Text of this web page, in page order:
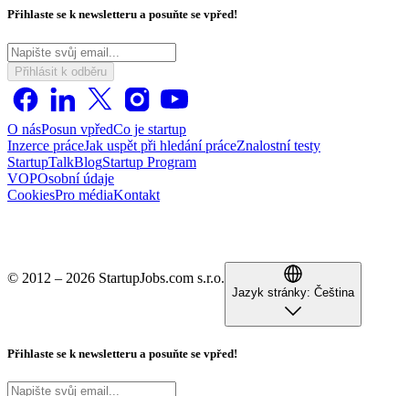
Přihlaste se k newsletteru a posuňte se vpřed!
Přihlásit k odběru
O násPosun vpředCo je startup
Inzerce práceJak uspět při hledání práceZnalostní testy
StartupTalkBlogStartup Program
VOPOsobní údaje
CookiesPro médiaKontakt
© 2012 – 2026 StartupJobs.com s.r.o.
Jazyk stránky: Čeština
Přihlaste se k newsletteru a posuňte se vpřed!